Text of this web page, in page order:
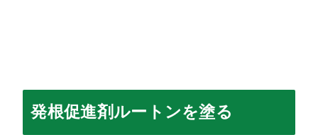
発根促進剤ルートンを塗る